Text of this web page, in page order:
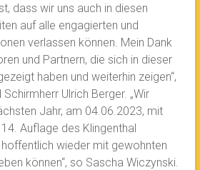
dass wir uns auch in diesen
auf alle engagierten und
verlassen können. Mein Dank
und Partnern, die sich in dieser
haben und weiterhin zeigen“,
Ulrich Berger. „Wir
Jahr, am 04.06.2023, mit
Auflage des Klingenthal
wieder mit gewohnten
können“, so Sascha Wiczynski.